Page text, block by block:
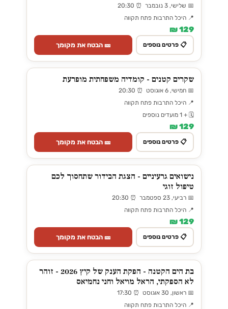
📅 שלישי, 3 נובמבר ⏰ 20:30
📍 היכל התרבות פתח תקווה
129 ₪
📋 פרטים נוספים 🎫 הבטח את מקומך
שקרים קטנים - קומדיה משפחתית מופרעת
📅 חמישי, 6 אוגוסט ⏰ 20:30
📍 היכל התרבות פתח תקווה
🗓️ + 1 מועדים נוספים
129 ₪
📋 פרטים נוספים 🎫 הבטח את מקומך
נישואים גרעיניים - הצגת הבידור שתחסוך לכם
טיפול זוגי
📅 רביעי, 23 ספטמבר ⏰ 20:30
📍 היכל התרבות פתח תקווה
129 ₪
📋 פרטים נוספים 🎫 הבטח את מקומך
בת הים הקטנה - הפקת הענק של קיץ 2026 - זוהר
לא הספקתי, הראל מויאל וחני נחמיאס
📅 ראשון, 30 אוגוסט ⏰ 17:30
📍 היכל התרבות פתח תקווה